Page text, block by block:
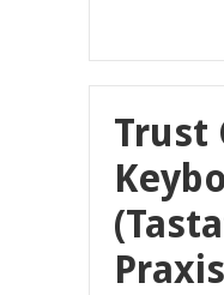
Trust